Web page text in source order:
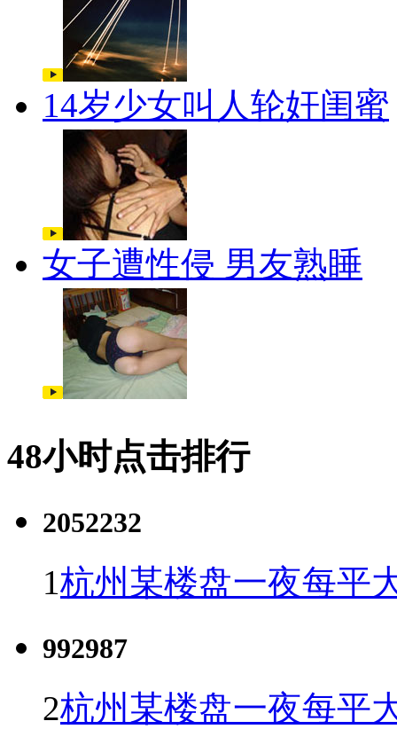
14岁少女叫人轮奸闺蜜
女子遭性侵 男友熟睡
48小时点击排行
2052232
1杭州某楼盘一夜每平
992987
2杭州某楼盘一夜每平